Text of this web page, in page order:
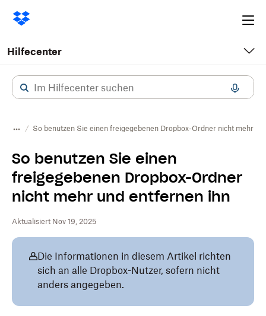
Hilfecenter
So benutzen Sie einen freigegebenen Dropbox-Ordner nicht mehr
So benutzen Sie einen
freigegebenen Dropbox-Ordner
nicht mehr und entfernen ihn
Aktualisiert Nov 19, 2025
Die Informationen in diesem Artikel richten
sich an alle Dropbox-Nutzer, sofern nicht
anders angegeben.